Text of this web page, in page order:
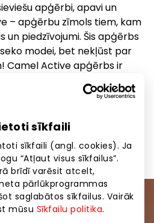
sīkfaili
sīkfaili (angl. cookies). Ja
“Atļaut visus sīkfailus”.
brīdī varēsit atcelt,
pārlūkprogrammas
saglabātos sīkfailus. Vairāk
mūsu Sīkfailu politika.
apģērbi, apavi un
– apģērbu zīmols tiem, kam
un piedzīvojumi. Šis apģērbs
modei, bet nekļūst par
Camel Active apģērbs ir
universāls un, protams,
mūsu kopienai